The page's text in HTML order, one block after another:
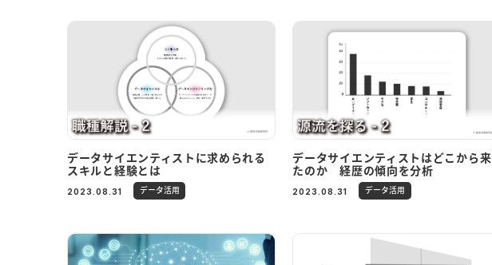
データサイエンティストに求められる
スキルと経験とは
2023.08.31 データ活用
データサイエンティストはどこから来
たのか 経歴の傾向を分析
2023.08.31 データ活用